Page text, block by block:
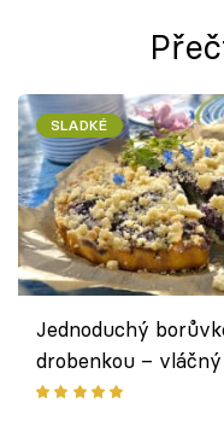
SLADKÉ
Jednoduchý
drobenkou –
ovoce